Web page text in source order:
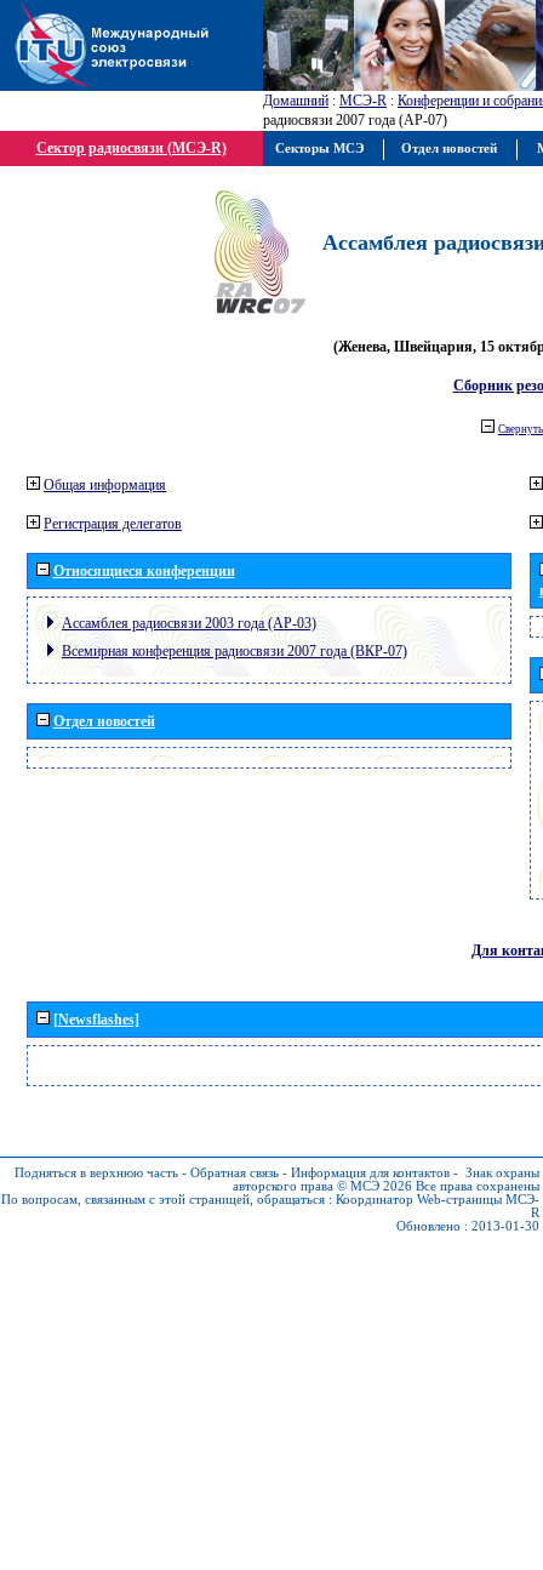
Домашний : МСЭ-R : Конференции и
радиосвязи 2007 года (АР-07)
Сектор радиосвязи (МСЭ-R)
Ассамблея
(Женева, Швейцария, 15
Сборник
Свернуть
Общая информация
Регистрация делегатов
Относящиеся конференции
Ассамблея радиосвязи 2003 года (АР-03)
Всемирная конференция радиосвязи 2007 года (ВКР-07)
Отдел новостей
Для
[Newsflashes]
Подняться в верхнюю часть - Обратная связь - Информация для контактов - Знак охраны
авторского права © МСЭ 2026 Все права сохранены
По вопросам, связанным с этой страницей, обращаться : Координатор Web-страницы МСЭ-
R
Обновлено : 2013-01-30
Секторы МСЭ Отдел новостей